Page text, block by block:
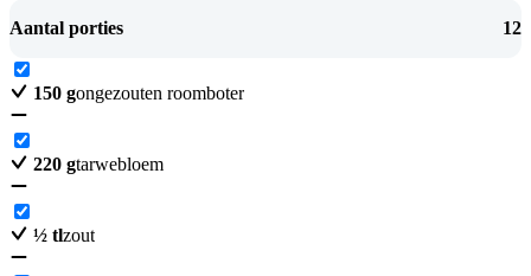
Aantal porties 12
150 gongezouten roomboter
220 gtarwebloem
½ tlzout